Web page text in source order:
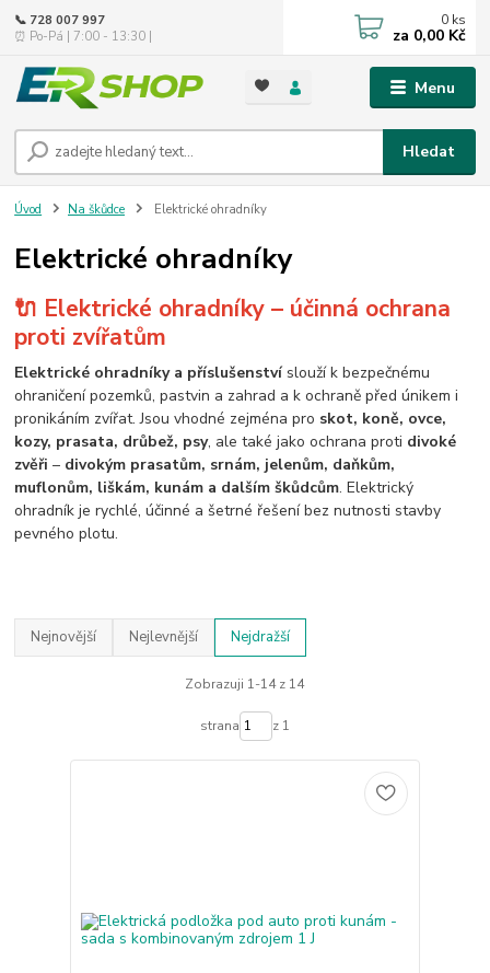
Menu
Hledat
📞 728 007 997
⏰ Po-Pá | 7:00 - 13:30 |
0 ks
za 0,00 Kč
Úvod Na škůdce Elektrické ohradníky
Elektrické ohradníky
🔌 Elektrické ohradníky – účinná ochrana
proti zvířatům
Elektrické ohradníky a příslušenstvíslouží k bezpečnému
ohraničení pozemků, pastvin a zahrad a k ochraně před únikem i
pronikáním zvířat. Jsou vhodné zejména pro skot, koně, ovce,
kozy, prasata, drůbež, psy, ale také jako ochrana proti divoké
zvěři – divokým prasatům, srnám, jelenům, daňkům,
muflonům, liškám, kunám a dalším škůdcům. Elektrický
ohradník je rychlé, účinné a šetrné řešení bez nutnosti stavby
pevného plotu.
Nejnovější Nejlevnější Nejdražší
Zobrazuji 1-14 z 14
strana z 1